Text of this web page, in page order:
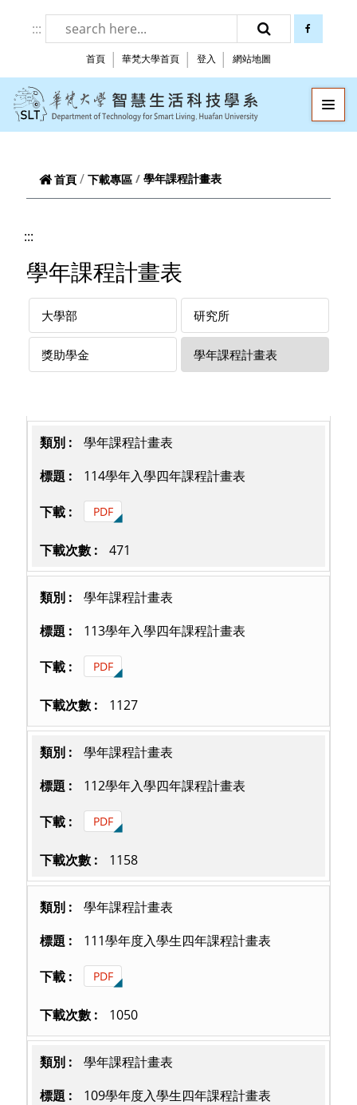
:::
搜尋
首頁 華梵大學首頁 登入 網站地圖
華梵大學智慧
—
—
—
首頁 下載專區 學年課程計畫表
:::
學年課程計畫表
大學部 研究所
獎助學金 學年課程計畫表
學年課程計畫表
114學年入學四年課程計畫表
PDF
471
學年課程計畫表
113學年入學四年課程計畫表
PDF
1127
學年課程計畫表
112學年入學四年課程計畫表
PDF
1158
學年課程計畫表
111學年度入學生四年課程計畫表
PDF
1050
學年課程計畫表
109學年度入學生四年課程計畫表